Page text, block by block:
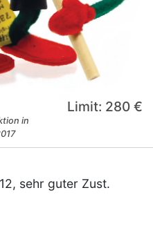
in
Limit: 280 €
sehr guter Zust.